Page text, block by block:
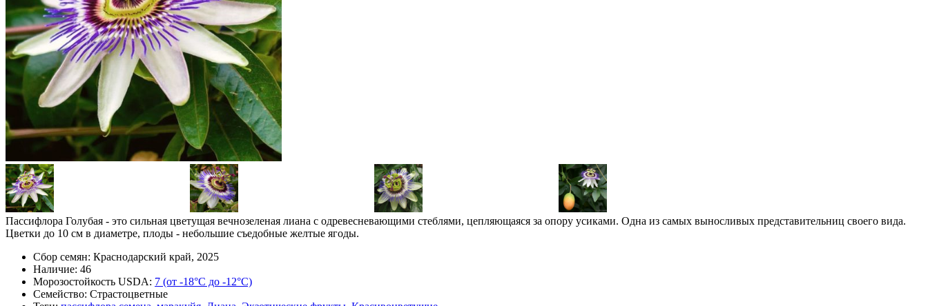
Пассифлора Голубая - это сильная цветущая вечнозеленая лиана с одревесневающими стеблями, цепляющаяся за опору усиками. Одна из самых выносливых представительниц своего вида.
Цветки до 10 см в диаметре, плоды - небольшие съедобные желтые ягоды.
Сбор семян: Краснодарский край, 2025
Наличие: 46
Морозостойкость USDA: 7 (от -18°C до -12°C)
Семейство: Страстоцветные